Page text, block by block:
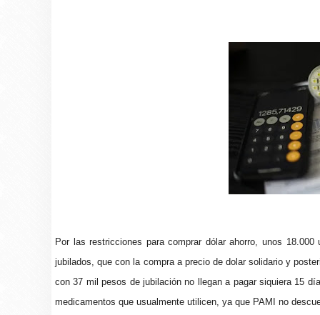
Por las restricciones para comprar dólar ahorro, unos
jubilados, que con la compra a precio de dolar solidario y
con 37 mil pesos de jubilación no llegan a pagar siquiera 15
medicamentos que usualmente utilicen, ya que PAMI no